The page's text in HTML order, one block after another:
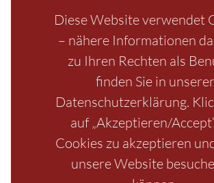
Diese Website verwendet
– nähere Informationen
zu Ihren Rechten als
finden Sie in unserer
Datenschutzerklärung.
auf „Akzeptieren/
Cookies zu akzeptieren
unsere Website
Schrammsteine Weiße Flotte Bad
Hohnstein Königstein
Mediathek